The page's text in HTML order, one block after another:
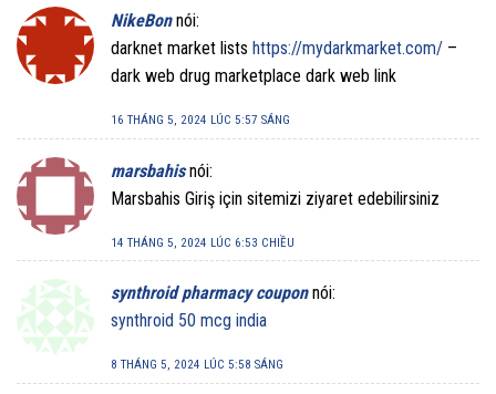
NikeBon nói:
darknet market lists https://mydarkmarket.com/ –
dark web drug marketplace dark web link
16 THÁNG 5, 2024 LÚC 5:57 SÁNG
marsbahis nói:
Marsbahis Giriş için sitemizi ziyaret edebilirsiniz
14 THÁNG 5, 2024 LÚC 6:53 CHIỀU
synthroid pharmacy coupon nói:
synthroid 50 mcg india
8 THÁNG 5, 2024 LÚC 5:58 SÁNG